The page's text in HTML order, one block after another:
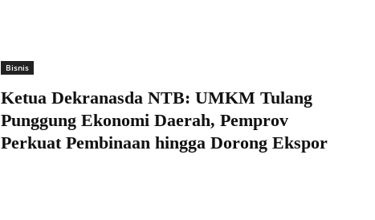
Bisnis
Ketua Dekranasda NTB: UMKM Tulang
Punggung Ekonomi Daerah, Pemprov
Perkuat Pembinaan hingga Dorong Ekspor